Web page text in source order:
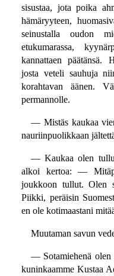
sisustaa, jota poika
hämäryyteen,
seinustalla oudon
etukumarassa,
kannattaen päätänsä.
josta veteli sauhuja
korahtavan äänen.
permannolle.
— Mistäs kaukaa
nauriinpuolikkaan
— Kaukaa olen
alkoi kertoa: —
joukkoon tullut. Olen
Piikki, peräisin
en ole kotimaastani
Muutaman savun
— Sotamiehenä
kuninkaamme Kustaa